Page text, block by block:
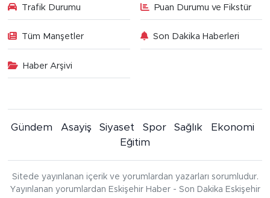
Trafik Durumu Puan Durumu ve Fikstür
Tüm Manşetler Son Dakika Haberleri
Haber Arşivi
Gündem Asayiş Siyaset Spor Sağlık
Ekonomi
Eğitim
Sitede yayınlanan içerik ve yorumlardan yazarları sorumludur.
Yayınlanan yorumlardan Eskişehir Haber - Son Dakika Eskişehir